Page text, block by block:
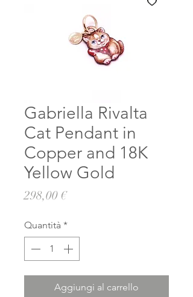
Gabriella Rivalta
Cat Pendant in
Copper and 18K
Yellow Gold
298,00 €Prezzo
Quantità *
Aggiungi al carrello